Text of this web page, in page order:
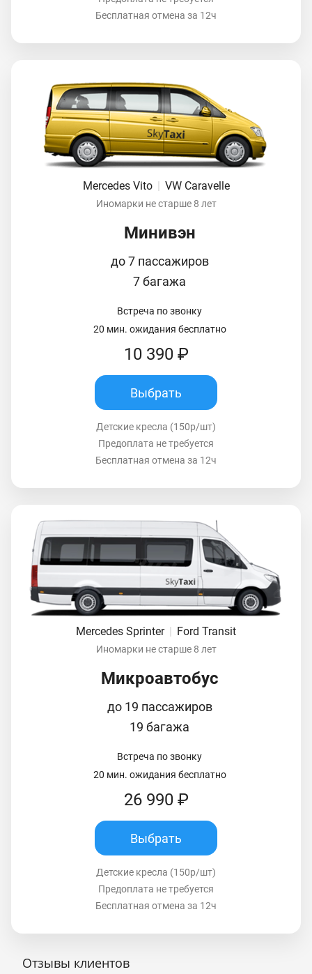
Бесплатная отмена за 12ч
Mercedes Vito VW Caravelle
Иномарки не старше 8 лет
Минивэн
до 7 пассажиров
7 багажа
Встреча по звонку
20 мин. ожидания бесплатно
10 390 ₽
Выбрать
Детские кресла (150р/шт)
Предоплата не требуется
Бесплатная отмена за 12ч
Mercedes Sprinter | Ford Transit
Иномарки не старше 8 лет
Микроавтобус
до 19 пассажиров
19 багажа
Встреча по звонку
20 мин. ожидания бесплатно
26 990 ₽
Выбрать
Детские кресла (150р/шт)
Предоплата не требуется
Бесплатная отмена за 12ч
Отзывы клиентов